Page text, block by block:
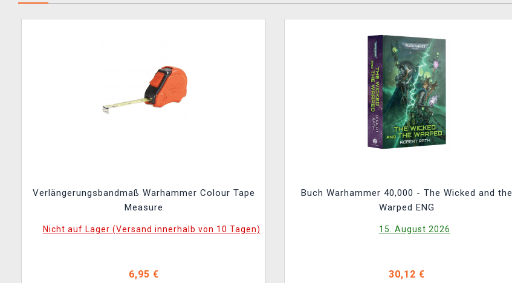
Verlängerungsbandmaß Warhammer Colour Tape
Measure
Nicht auf Lager (Versand innerhalb von 10 Tagen)
6,95 €
Buch Warhammer 40,000 - The Wicked and the
Warped ENG
15. August 2026
30,12 €